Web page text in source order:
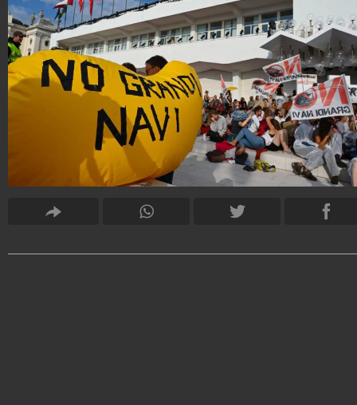
EleonoraDAmore
12.558.340-171 video-156 foto